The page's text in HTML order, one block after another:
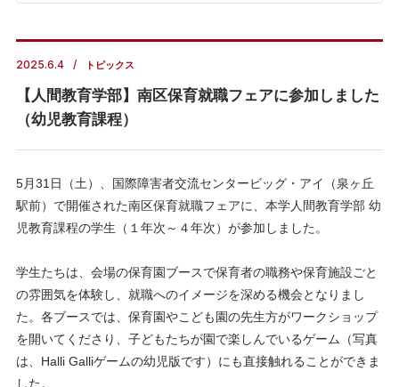
2025.6.4 トピックス
【人間教育学部】南区保育就職フェアに参加しました
（幼児教育課程）
5月31日（土）、国際障害者交流センタービッグ・アイ（泉ヶ丘
駅前）で開催された南区保育就職フェアに、本学人間教育学部 幼
児教育課程の学生（１年次～４年次）が参加しました。
学生たちは、会場の保育園ブースで保育者の職務や保育施設ごと
の雰囲気を体験し、就職へのイメージを深める機会となりまし
た。各ブースでは、保育園やこども園の先生方がワークショップ
を開いてくださり、子どもたちが園で楽しんでいるゲーム（写真
は、Halli Galliゲームの幼児版です）にも直接触れることができま
した。